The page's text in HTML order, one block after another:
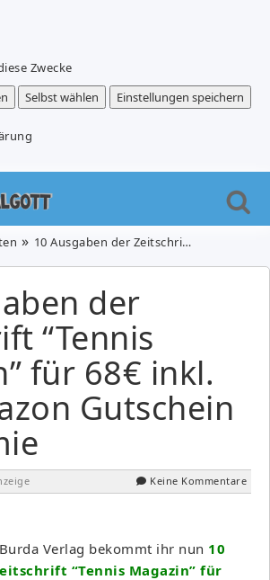
Zwecke
Selbst wählen Einstellungen speichern
10 Ausgaben der Zeitschrift “Tennis Magazin” für 68€ inkl. 60€ Amazon Gutschein als Prämie
der
“Tennis
für 68€ inkl.
Gutschein
Keine Kommentare
Verlag bekommt ihr nun 10
“Tennis Magazin” für